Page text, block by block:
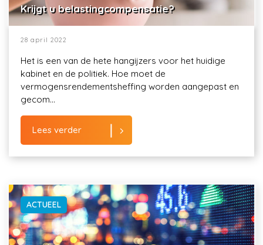
Krijgt u belastingcompensatie?
28 april 2022
Het is een van de hete hangijzers voor het huidige
kabinet en de politiek. Hoe moet de
vermogensrendementsheffing worden aangepast en
gecom...
Lees verder
ACTUEEL